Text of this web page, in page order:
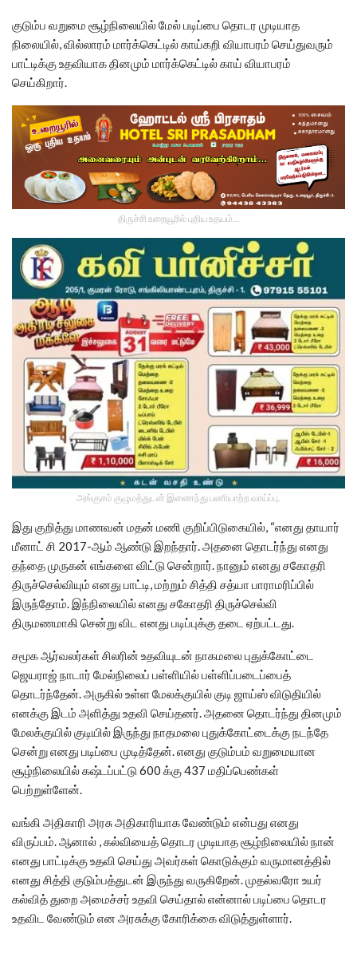
குடும்ப வறுமை சூழ்நிலையில் மேல் படிப்பை தொடர முடியாத
நிலையில், வில்லாரம் மார்க்கெட்டில் காய்கறி வியாபரம் செய்துவரும்
பாட்டிக்கு உதவியாக தினமும் மார்க்கெட்டில் காய் வியாபரம்
செய்கிறார்.
திருச்சி உறையூரில் புதிய உதயம்...
அங்குசம் குழுமத்துடன் இணைந்து பணியாற்ற வாய்ப்பு.
இது குறித்து மாணவன் மதன் மணி குறிப்பிடுகையில், “எனது தாயார்
மீனாட் சி 2017-ஆம் ஆண்டு இறந்தார். அதனை தொடர்ந்து எனது
தந்தை முருகன் எங்களை விட்டு சென்றார். நானும் எனது சகோதரி
திருச்செல்வியும் எனது பாட்டி, மற்றும் சித்தி சத்யா பாராமரிப்பில்
இருந்தோம். இந்நிலையில் எனது சகோதரி திருச்செல்வி
திருமணமாகி சென்று விட எனது படிப்புக்கு தடை ஏற்பட்டது.
சமூக ஆர்வலர்கள் சிலரின் உதவியுடன் நாகமலை புதுக்கோட்டை
ஜெயராஜ் நாடார் மேல்நிலைப் பள்ளியில் பள்ளிப்படைப்பைத்
தொடர்ந்தேன். அருகில் உள்ள மேலக்குயில் குடி ஜாய்ஸ் விடுதியில்
எனக்கு இடம் அளித்து உதவி செய்தனர். அதனை தொடர்ந்து தினமும்
மேலக்குயில் குடியில் இருந்து நாதமலை புதுக்கோட்டைக்கு நடந்தே
சென்று எனது படிப்பை முடித்தேன். எனது குடும்பம் வறுமையான
சூழ்நிலையில் கஷ்டப்பட்டு 600 க்கு 437 மதிப்பெண்கள்
பெற்றுள்ளேன்.
வங்கி அதிகாரி அரசு அதிகாரியாக வேண்டும் என்பது எனது
விருப்பம். ஆனால் , கல்வியைத் தொடர முடியாத சூழ்நிலையில் நான்
எனது பாட்டிக்கு உதவி செய்து அவர்கள் கொடுக்கும் வருமானத்தில்
எனது சித்தி குடும்பத்துடன் இருந்து வருகிறேன். முதல்வரோ உயர்
கல்வித் துறை அமைச்சர் உதவி செய்தால் என்னால் படிப்பை தொடர
உதவிட வேண்டும் என அரசுக்கு கோரிக்கை விடுத்துள்ளார்.